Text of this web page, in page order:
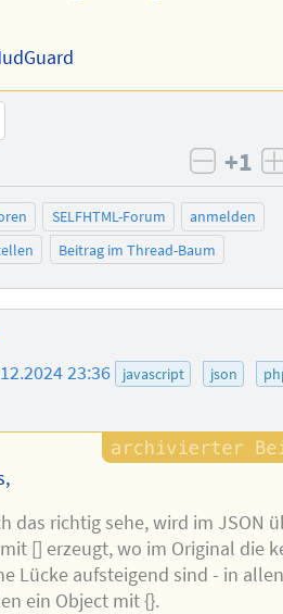
+1
SELFHTML-Forum
anmelden
Beitrag im Thread-Baum
23:36 javascript json
das richtig sehe, wird im JSON
[] erzeugt, wo im Original die
Lücke aufsteigend sind - in
ein Object mit {}.